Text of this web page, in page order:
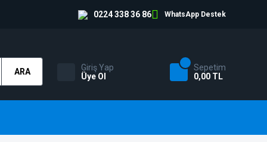
0224 338 36 86 WhatsApp Destek
ARA
Giriş Yap
Üye Ol
Sepetim
0,00 TL